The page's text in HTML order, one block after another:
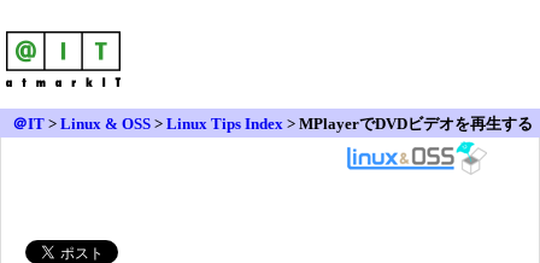
＠IT > Linux & OSS > Linux Tips Index > MPlayerでDVDビデオを再生する